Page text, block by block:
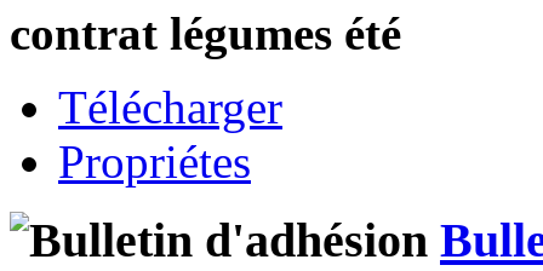
contrat légumes été
Télécharger
Propriétes